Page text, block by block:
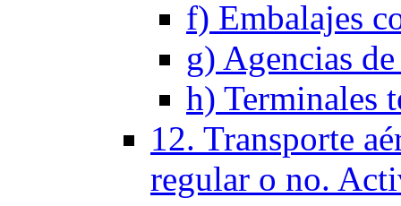
f) Embalajes
g) Agencias
h) Terminales
12. Transporte
regular o no.